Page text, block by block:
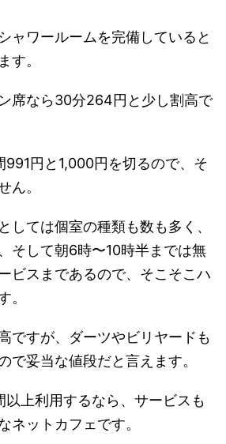
ャワールームを完備していると
す。
席なら30分264円と少し割高で
円と1,000円を切るので、そ
ん。
しては個室の種類も数も多く、
そして朝6時〜10時半までは無
ビスまであるので、そこそこハ
。
ですが、ダーツやビリヤードも
で妥当な値段だと言えます。
上利用するなら、サービスも
ネットカフェです。